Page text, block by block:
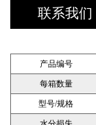
联系我们
产品编号
每箱数量
型号/规格